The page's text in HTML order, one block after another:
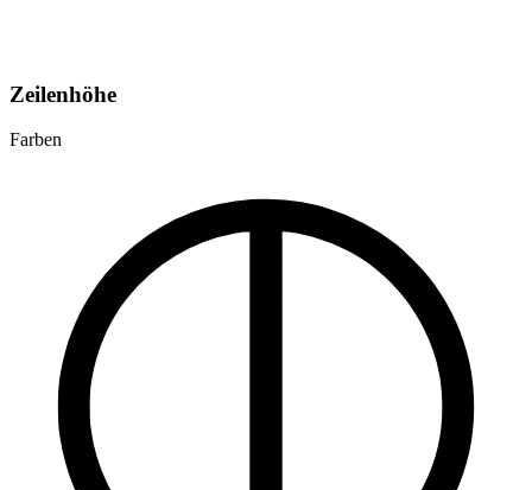
Zeilenhöhe
Farben